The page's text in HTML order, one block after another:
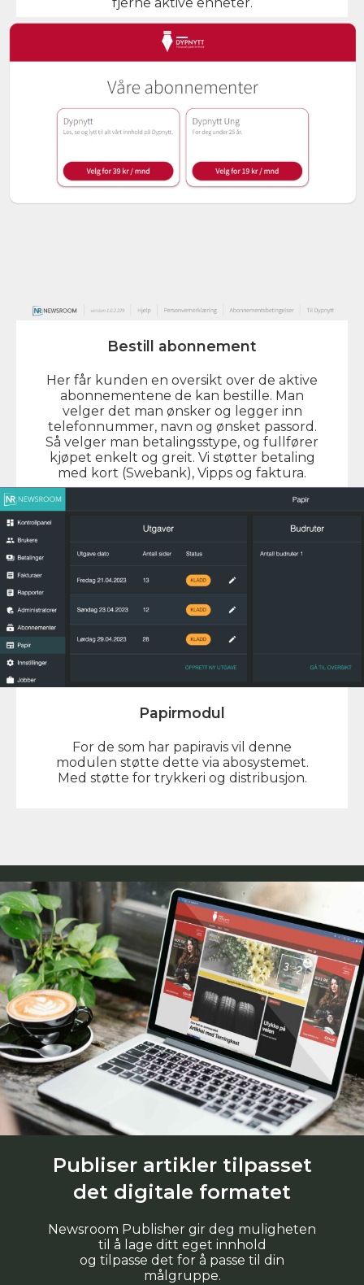
Bestill abonnement
Her får kunden en oversikt over de aktive
abonnementene de kan bestille. Man
velger det man ønsker og legger inn
telefonnummer, navn og ønsket passord.
Så velger man betalingsstype, og fullfører
kjøpet enkelt og greit. Vi støtter betaling
med kort (Swebank), Vipps og faktura.
Papirmodul
For de som har papiravis vil denne
modulen støtte dette via abosystemet.
Med støtte for trykkeri og distribusjon.
Publiser artikler tilpasset
det digitale formatet
Newsroom Publisher gir deg muligheten
til å lage ditt eget innhold
og tilpasse det for å passe til din
målgruppe.